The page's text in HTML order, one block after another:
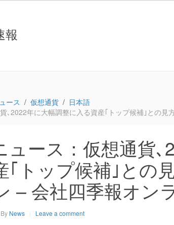
報
ース 仮想通貨
日本語
､2022年に大幅調整に入る資産｢トップ候補｣との
ュース：仮想通貨､
｢トップ候補｣との
– 会社四季報オン
By News Leave a comment